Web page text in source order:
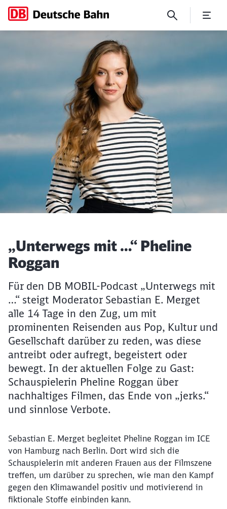
„Unterwegs mit …“ Pheline
Artikel:
„Unterwegs mit …“ Pheline
Roggan
Für den DB MOBIL-Podcast „Unterwegs mit
…“ steigt Moderator Sebastian E. Merget
alle 14 Tage in den Zug, um mit
prominenten Reisenden aus Pop, Kultur und
Gesellschaft darüber zu reden, was diese
antreibt oder aufregt, begeistert oder
bewegt. In der aktuellen Folge zu Gast:
Schauspielerin Pheline Roggan über
nachhaltiges Filmen, das Ende von „jerks.“
und sinnlose Verbote.
Sebastian E. Merget begleitet Pheline Roggan im ICE
von Hamburg nach Berlin. Dort wird sich die
Schauspielerin mit anderen Frauen aus der Filmszene
treffen, um darüber zu sprechen, wie man den Kampf
gegen den Klimawandel positiv und motivierend in
fiktionale Stoffe einbinden kann.